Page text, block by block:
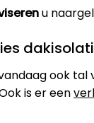
u
ook tal
is er een